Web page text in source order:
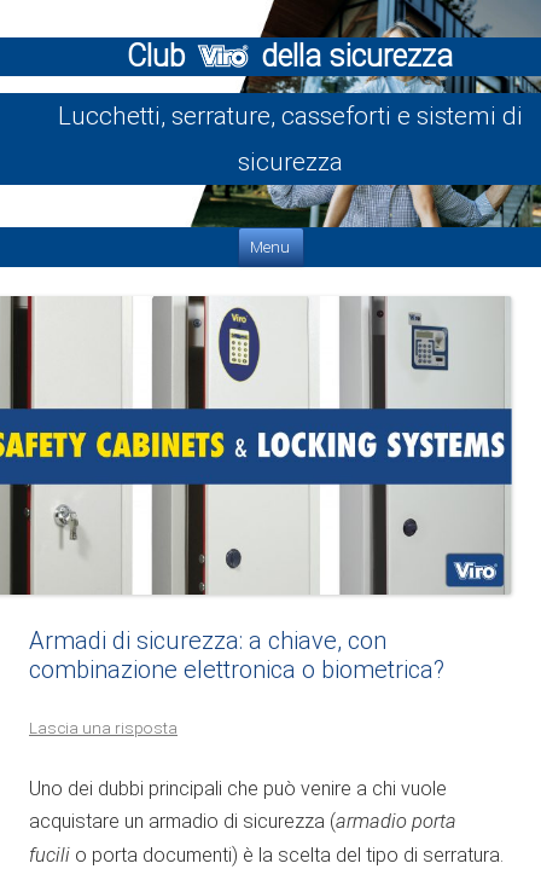
Club della sicurezza
Lucchetti, serrature, casseforti e sistemi di
sicurezza
Menu
Armadi di sicurezza: a chiave, con
combinazione elettronica o biometrica?
Lascia una risposta
Uno dei dubbi principali che può venire a chi vuole
acquistare un armadio di sicurezza (armadio porta
fucili o porta documenti) è la scelta del tipo di serratura.